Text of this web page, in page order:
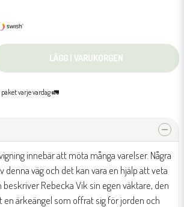
LÄGG I VARUKORGEN
varje vardag 🚛
innebär att möta många varelser. Några
denna väg och det kan vara en hjälp att veta
beskriver Rebecka Vik sin egen väktare, den
en ärkeängel som offrat sig för jorden och